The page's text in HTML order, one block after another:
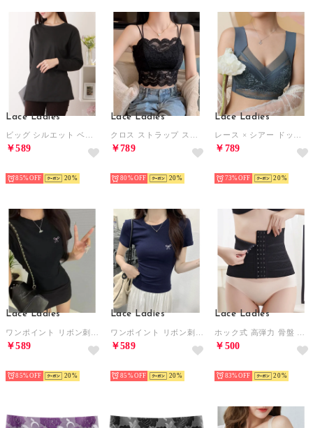
Lace Ladies
￥589
85% 20
Lace Ladies
￥789
80% 20
Lace Ladies
￥789
73% 20
Lace Ladies
￥589
85% 20
Lace Ladies
￥589
85% 20
Lace Ladies
￥500
83% 20